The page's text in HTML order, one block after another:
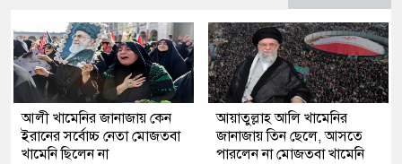
আলী খামেনির জানাজায় কেন
ইরানের সর্বোচ্চ নেতা মোজতবা
খামেনি ছিলেন না
আয়াতুল্লাহ আলি খামেনির
জানাজায় তিন ছেলে, আসতে
পারলেন না মোজতবা খামেনি